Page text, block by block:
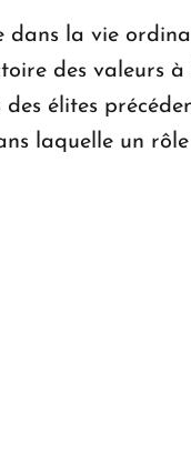
dans la vie
des valeurs
élites
laquelle un